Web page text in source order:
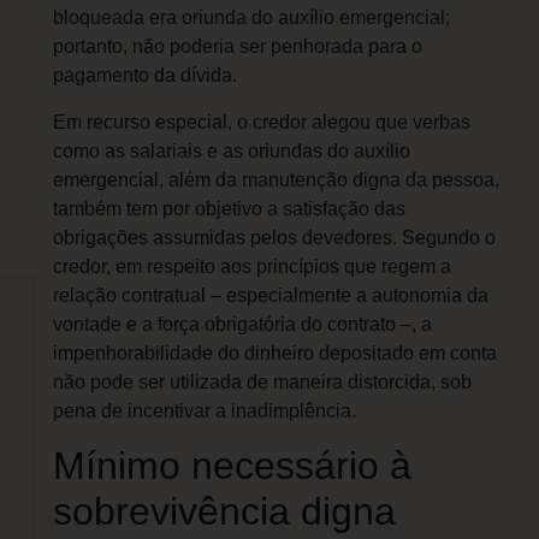
bloqueada era oriunda do auxílio emergencial;
portanto, não poderia ser penhorada para o
pagamento da dívida.
Em recurso especial, o credor alegou que verbas
como as salariais e as oriundas do auxílio
emergencial, além da manutenção digna da pessoa,
também tem por objetivo a satisfação das
obrigações assumidas pelos devedores. Segundo o
credor, em respeito aos princípios que regem a
relação contratual – especialmente a autonomia da
vontade e a força obrigatória do contrato –, a
impenhorabilidade do dinheiro depositado em conta
não pode ser utilizada de maneira distorcida, sob
pena de incentivar a inadimplência.
Mínimo necessário à
sobrevivência digna